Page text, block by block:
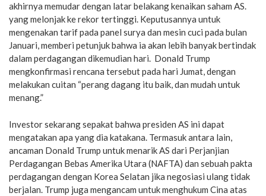
akhirnya memudar dengan latar belakang kenaikan saham AS.
yang melonjak ke rekor tertinggi. Keputusannya untuk
mengenakan tarif pada panel surya dan mesin cuci pada bulan
Januari, memberi petunjuk bahwa ia akan lebih banyak bertindak
dalam perdagangan dikemudian hari. Donald Trump
mengkonfirmasi rencana tersebut pada hari Jumat, dengan
melakukan cuitan “perang dagang itu baik, dan mudah untuk
menang.”
Investor sekarang sepakat bahwa presiden AS ini dapat
mengatakan apa yang dia katakana. Termasuk antara lain,
ancaman Donald Trump untuk menarik AS dari Perjanjian
Perdagangan Bebas Amerika Utara (NAFTA) dan sebuah pakta
perdagangan dengan Korea Selatan jika negosiasi ulang tidak
berjalan. Trump juga mengancam untuk menghukum Cina atas